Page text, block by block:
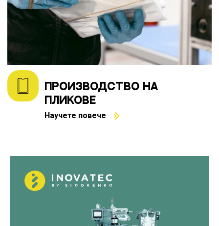
ПРОИЗВОДСТВО НА
ПЛИКОВЕ
Научете повече